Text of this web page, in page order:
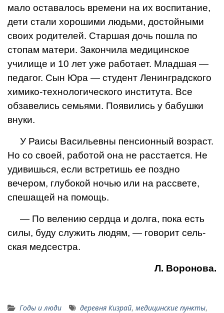
мало ос­тавалось времени на их воспитание,
дети стали хорошими людьми, достойными
своих ро­дителей. Старшая дочь пошла по
стопам матери. Закончила медицинское
училище и 10 лет уже работает. Младшая —
педагог. Сын Юра — студент Ле­нинградского
химико-технологи­ческого института. Все
обзаве­лись семьями. Появились у бабушки
внуки.
У Раисы Васильевны пенси­онный возраст.
Но со своей, ра­ботой она не расстается. Не
удивишься, если встретишь ее поздно
вечером, глубокой ночью или на рассвете,
спешащей на помощь.
— По велению сердца и дол­га, пока есть
силы, буду слу­жить людям, — говорит сель­
ская медсестра.
Л. Воронова.
Годы и люди деревня Кизрай, медицинские пункты,